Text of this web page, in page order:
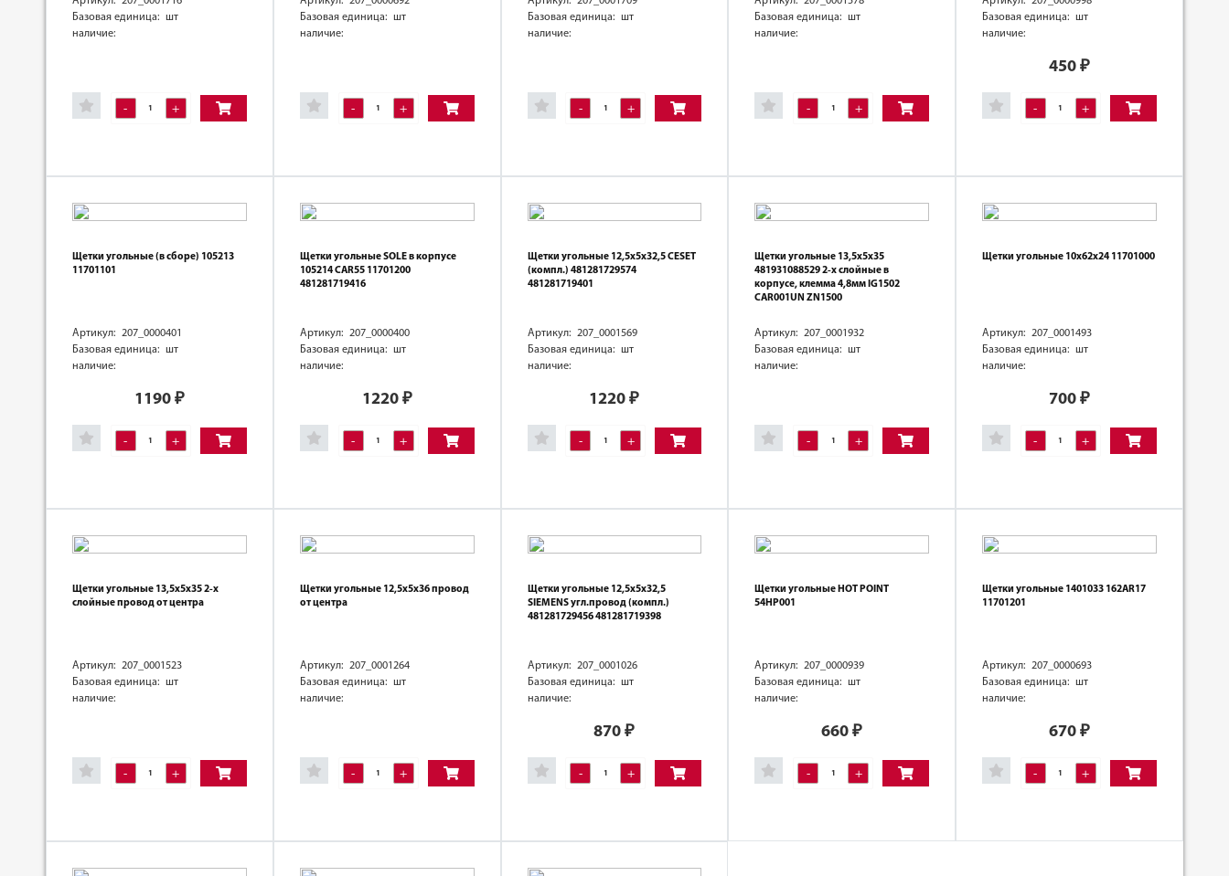
Базовая единица: шт
наличие:
- +
Базовая единица: шт
наличие:
- +
Базовая единица: шт
наличие:
- +
Базовая единица: шт
наличие:
- +
Базовая единица: шт
наличие:
450 ₽
- +
Щетки угольные (в сборе) 105213
11701101
Артикул: 207_0000401
Базовая единица: шт
наличие:
1190₽
- +
Щетки угольные SOLE в корпусе
105214 CAR55 11701200
481281719416
Артикул: 207_0000400
Базовая единица: шт
наличие:
1220₽
- +
Щетки угольные 12,5х5х32,5 CESET
(компл.) 481281729574
481281719401
Артикул: 207_0001569
Базовая единица: шт
наличие:
1220 ₽
- +
Щетки угольные 13,5х5х35
481931088529 2-х слойные в
корпусе, клемма 4,8мм IG1502
CAR001UN ZN1500
Артикул: 207_0001932
Базовая единица: шт
наличие:
- +
Щетки угольные 10х62х24 11701000
Артикул: 207_0001493
Базовая единица: шт
наличие:
700 ₽
- +
Щетки угольные 13,5х5х35 2-х
слойные провод от центра
Артикул: 207_0001523
Базовая единица: шт
наличие:
- +
Щетки угольные 12,5х5х36 провод
от центра
Артикул: 207_0001264
Базовая единица: шт
наличие:
- +
Щетки угольные 12,5х5х32,5
SIEMENS угл.провод (компл.)
481281729456 481281719398
Артикул: 207_0001026
Базовая единица: шт
наличие:
870 ₽
- +
Щетки угольные HOT POINT
54HP001
Артикул: 207_0000939
Базовая единица: шт
наличие:
660 ₽
- +
Щетки угольные 1401033 162AR17
11701201
Артикул: 207_0000693
Базовая единица: шт
наличие:
670 ₽
- +